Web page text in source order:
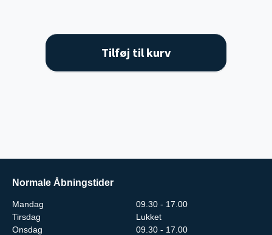
Tilføj til kurv
Normale Åbningstider
Mandag
09.30 - 17.00
Tirsdag
Lukket
Onsdag
09.30 - 17.00